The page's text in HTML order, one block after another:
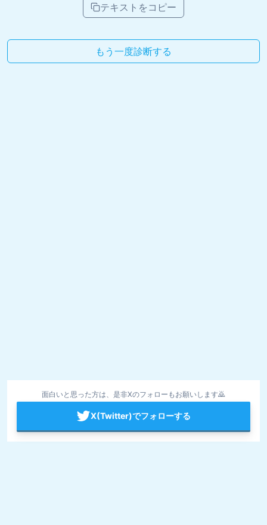
テキストをコピー
もう一度診断する
面白いと思った方は、是非Xのフォローもお願いします🙇
X(Twitter)でフォローする